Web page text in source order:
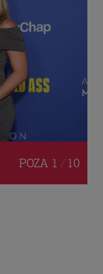
POZA 1 / 10